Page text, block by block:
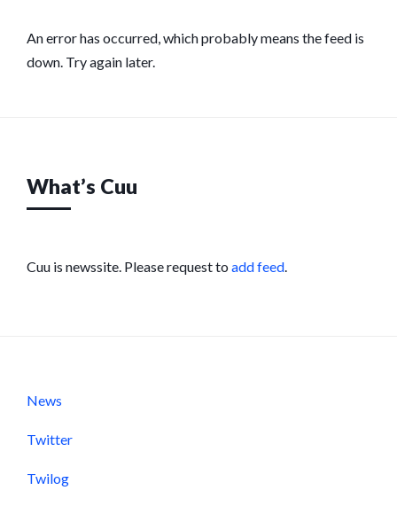
An error has occurred, which probably means the feed is
down. Try again later.
What’s Cuu
Cuu is newssite. Please request to add feed
News
Twitter
Twilog